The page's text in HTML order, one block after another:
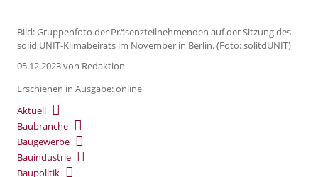
Bild: Gruppenfoto der Präsenzteilnehmenden auf der Sitzung des
solid UNIT-Klimabeirats im November in Berlin. (Foto: solitdUNIT)
05.12.2023von Redaktion
Erschienen in Ausgabe: online
Aktuell
Baubranche
Baugewerbe
Bauindustrie
Baupolitik